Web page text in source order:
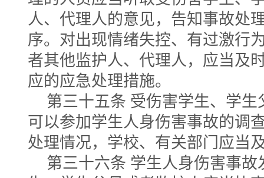
人、代理人的意见，告知事故处
序。对出现情绪失控、有过激行
者其他监护人、代理人，应当及
应的应急处理措施。
第三十五条 受伤害学生、学
可以参加学生人身伤害事故的调
处理情况，学校、有关部门应当
第三十六条 学生人身伤害事故